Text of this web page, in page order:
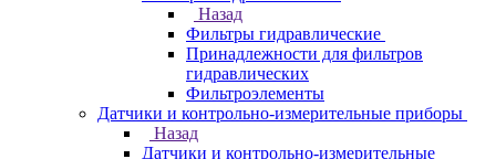
Назад
Фильтры гидравлические
Принадлежности для фильтров
гидравлических
Фильтроэлементы
Датчики и контрольно-измерительные приборы
Назад
Датчики и контрольно-измерительные